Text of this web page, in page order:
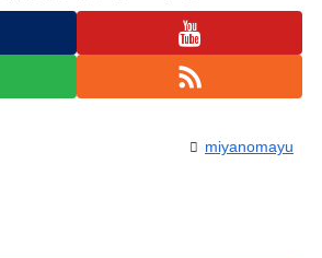
miyanomayu